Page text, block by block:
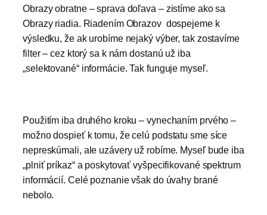
Obrazy obratne – sprava doľava – zistíme ako sa
Obrazy riadia. Riadením Obrazov dospejeme k
výsledku, že ak urobíme nejaký výber, tak zostavíme
filter – cez ktorý sa k nám dostanú už iba
„selektované“ informácie. Tak funguje myseľ.
Použitím iba druhého kroku – vynechaním prvého –
možno dospieť k tomu, že celú podstatu sme síce
nepreskúmali, ale uzávery už robíme. Myseľ bude iba
„plniť príkaz“ a poskytovať vyšpecifikované spektrum
informácií. Celé poznanie však do úvahy brané
nebolo.